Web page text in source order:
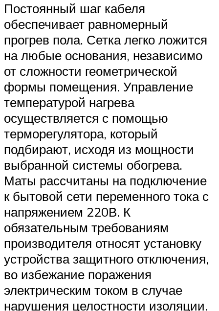
Постоянный шаг кабеля
обеспечивает равномерный
прогрев пола. Сетка легко ложится
на любые основания, независимо
от сложности геометрической
формы помещения. Управление
температурой нагрева
осуществляется с помощью
терморегулятора, который
подбирают, исходя из мощности
выбранной системы обогрева.
Маты рассчитаны на подключение
к бытовой сети переменного тока с
напряжением 220В. К
обязательным требованиям
производителя относят установку
устройства защитного отключения,
во избежание поражения
электрическим током в случае
нарушения целостности изоляции.